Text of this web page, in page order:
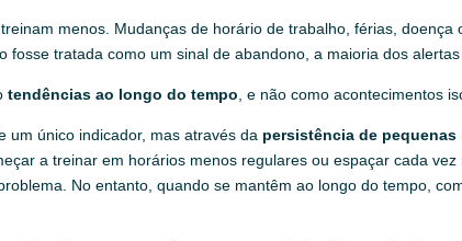
menos. Mudanças de horário de trabalho, férias, doença
tratada como um sinal de abandono, a maioria dos alertas
tendências ao longo do tempo , e não como acontecimentos
um único indicador, mas através da persistência de
a treinar em horários menos regulares ou espaçar cada
No entanto, quando se mantêm ao longo do tempo,